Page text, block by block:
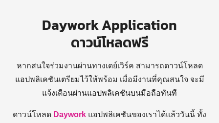
Daywork Application
ดาวน์โหลดฟรี
หากสนใจร่วมงานผ่านทางเดย์เวิร์ค สามารถดาวน์โหลด
แอปพลิเคชันเตรียมไว้ให้พร้อม เมื่อมีงานที่คุณสนใจ จะมี
แจ้งเตือนผ่านแอปพลิเคชันบนมือถือทันที
ดาวน์โหลด Daywork แอปพลิเคชันของเราได้แล้ววันนี้ ทั้ง